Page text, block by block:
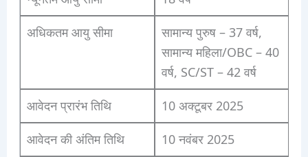
अधिकतम आयु सीमा
सामान्य पुरुष – 37 वर्ष,
सामान्य महिला/OBC – 40
वर्ष, SC/ST – 42 वर्ष
आवेदन प्रारंभ तिथि 10 अक्टूबर 2025
आवेदन की अंतिम तिथि 10 नवंबर 2025